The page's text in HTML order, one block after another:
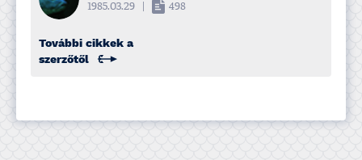
1985.03.29 498
További cikkek a
szerzőtől